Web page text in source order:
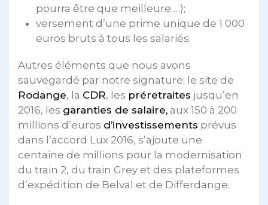
pourra être que meilleure …);
versement d’une prime unique de 1 000
euros bruts à tous les salariés.
Autres éléments que nous avons
sauvegardé par notre signature: le site de
Rodange, la CDR, les préretraites jusqu’en
2016, les garanties de salaire, aux 150 à 200
millions d’euros d’investissements prévus
dans l’accord Lux 2016, s’ajoute une
centaine de millions pour la modernisation
du train 2, du train Grey et des plateformes
d’expédition de Belval et de Differdange.